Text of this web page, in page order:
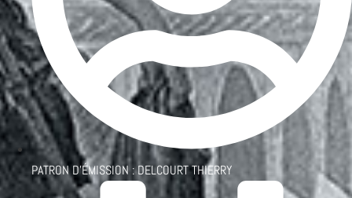
PATRON D'ÉMISSION :DELCOURT THIERRY